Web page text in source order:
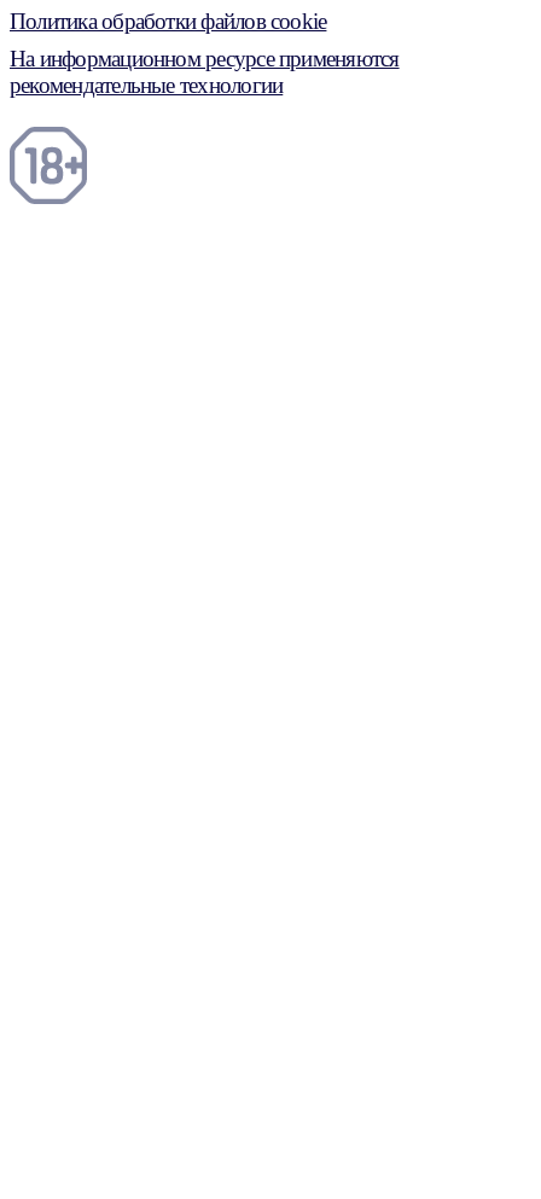
Политика обработки файлов cookie
На информационном ресурсе применяются
рекомендательные технологии